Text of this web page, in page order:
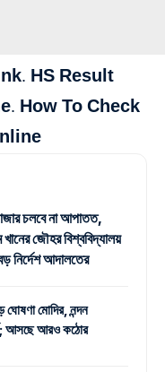
HS Result
How To Check
চলবে না আপাতত,
জৌহর বিশ্ববিদ্যালয়
নির্দেশ আদালতের
ঘোষণা মোদির, নন্দন
আসছে আরও কঠোর